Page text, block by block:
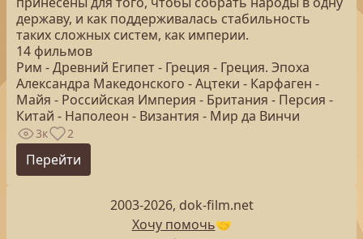
державу, и как поддерживалась стабильность
таких сложных систем, как империи.
14 фильмов
Рим - Древний Египет - Греция - Греция. Эпоха
Александра Македонского - Ацтеки - Карфаген -
Майя - Российская Империя - Британия - Персия -
Китай - Наполеон - Византия - Мир да Винчи
3к 2
Перейти
2003-2026, dok-film.net
Хочу помочь🤝